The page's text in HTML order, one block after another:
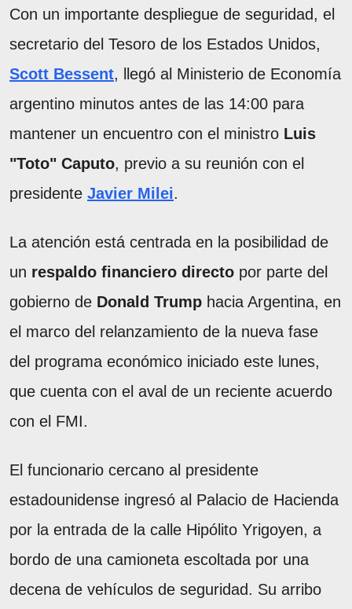
Con un importante despliegue de seguridad, el
secretario del Tesoro de los Estados Unidos,
Scott Bessent, llegó al Ministerio de Economía
argentino minutos antes de las 14:00 para
mantener un encuentro con el ministro Luis
"Toto" Caputo, previo a su reunión con el
presidente Javier Milei.
La atención está centrada en la posibilidad de
un respaldo financiero directo por parte del
gobierno de Donald Trump hacia Argentina, en
el marco del relanzamiento de la nueva fase
del programa económico iniciado este lunes,
que cuenta con el aval de un reciente acuerdo
con el FMI.
El funcionario cercano al presidente
estadounidense ingresó al Palacio de Hacienda
por la entrada de la calle Hipólito Yrigoyen, a
bordo de una camioneta escoltada por una
decena de vehículos de seguridad. Su arribo